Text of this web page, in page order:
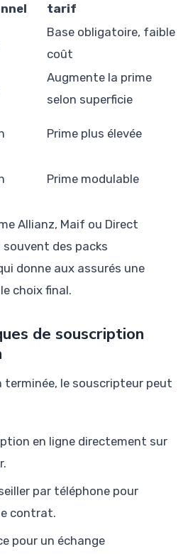
tarif
Base obligatoire, faible
coût
Augmente la prime
selon superficie
Prime plus élevée
Prime modulable
Allianz, Maif ou Direct
des packs
donne aux assurés une
choix final.
de souscription
le souscripteur peut
en ligne directement sur
par téléphone pour
contrat.
pour un échange